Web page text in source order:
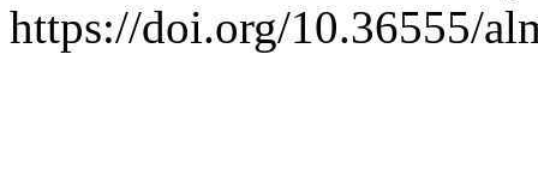
https://doi.org/10.36555/